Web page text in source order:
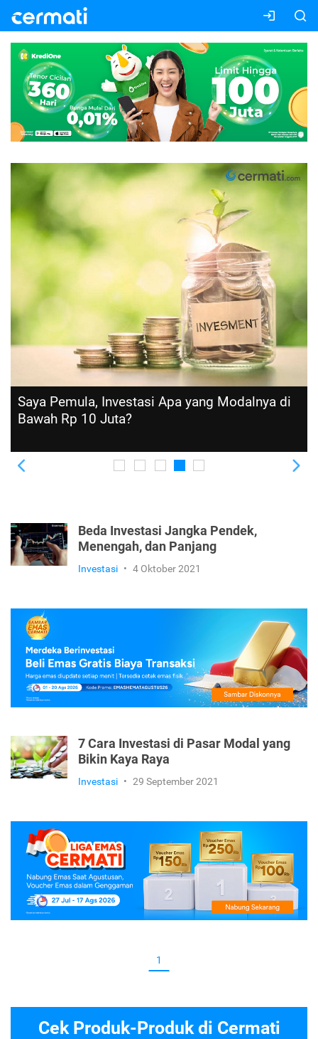
Saya Pemula, Investasi Apa yang Modalnya di
Bawah Rp 10 Juta?
Beda Investasi Jangka Pendek,
Menengah, dan Panjang
Investasi • 4 Oktober 2021
7 Cara Investasi di Pasar Modal yang
Bikin Kaya Raya
Investasi • 29 September 2021
1
Cek Produk-Produk di Cermati